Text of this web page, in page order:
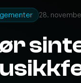
28.